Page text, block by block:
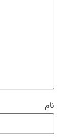
نام